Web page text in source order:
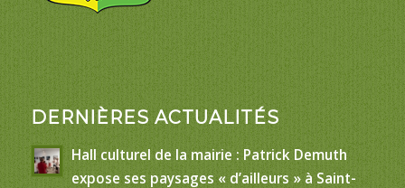
DERNIÈRES ACTUALITÉS
Hall culturel de la mairie : Patrick Demuth
expose ses paysages « d’ailleurs » à Saint-